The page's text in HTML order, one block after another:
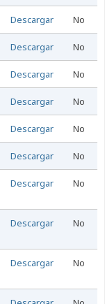
Descargar No
Descargar No
Descargar No
Descargar No
Descargar No
Descargar No
Descargar No
Descargar No
Descargar No